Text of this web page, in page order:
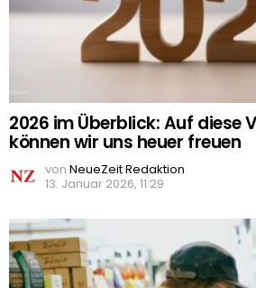
2026 im Überblick: Auf diese
können wir uns heuer freuen
von NeueZeit Redaktion
13. Januar 2026, 11:29